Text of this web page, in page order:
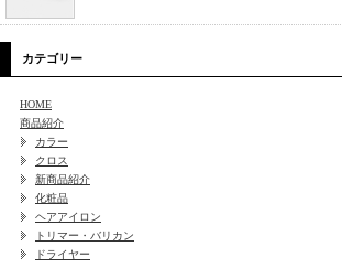
カテゴリー
HOME
商品紹介
カラー
クロス
新商品紹介
化粧品
ヘアアイロン
トリマー・バリカン
ドライヤー